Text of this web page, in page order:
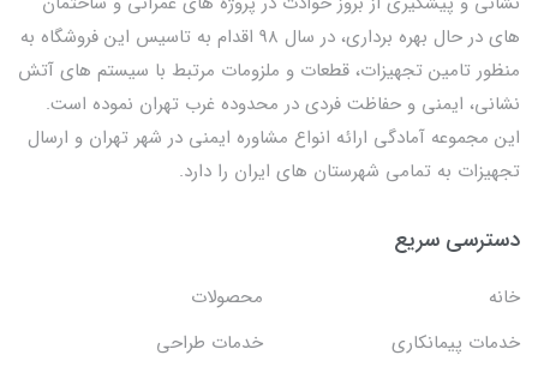
های در حال بهره برداری، در سال 98 اقدام به تاسیس این فروشگاه به
منظور تامین تجهیزات، قطعات و ملزومات مرتبط با سیستم های آتش
نشانی، ایمنی و حفاظت فردی در محدوده غرب تهران نموده است.
این مجموعه آمادگی ارائه انواع مشاوره ایمنی در شهر تهران و ارسال
تجهیزات به تمامی شهرستان های ایران را دارد.
دسترسی سریع
خانه
محصولات
خدمات پیمانکاری
خدمات طراحی